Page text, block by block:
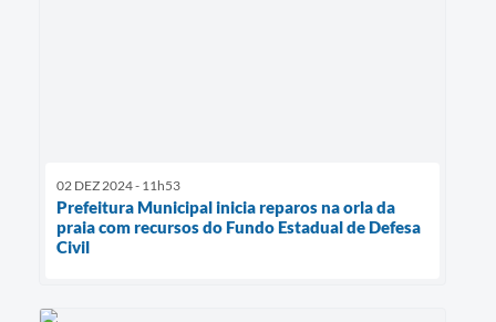
02 DEZ 2024 - 11h53
Prefeitura Municipal inicia reparos na orla da
praia com recursos do Fundo Estadual de Defesa
Civil